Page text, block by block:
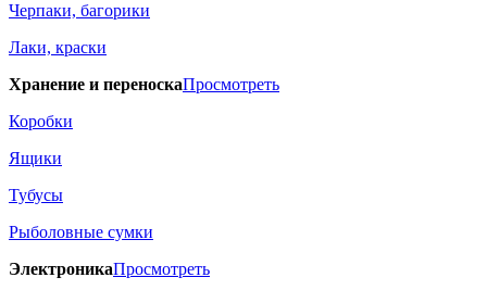
Черпаки, багорики
Лаки, краски
Хранение и переноскаПросмотреть
Коробки
Ящики
Тубусы
Рыболовные сумки
ЭлектроникаПросмотреть